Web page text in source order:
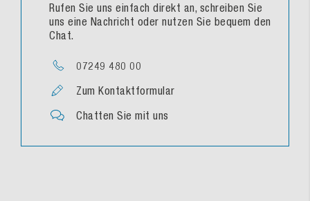
Rufen Sie uns einfach direkt an, schreiben Sie
uns eine Nachricht oder nutzen Sie bequem den
Chat.
07249 480 00
Zum Kontaktformular
Chatten Sie mit uns